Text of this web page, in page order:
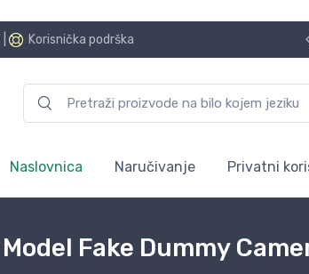
Korisnička podrška
Naslovnica Naručivanje Privatni
Fake Dummy